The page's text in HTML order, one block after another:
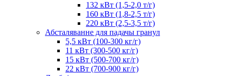
132 кВт (1,5-2,0 т/г)
160 кВт (1,8-2,5 т/г)
220 кВт (2,5-3,5 т/г)
Абсталяванне для падачы гранул
5,5 кВт (100-300 кг/г)
11 кВт (300-500 кг/г)
15 кВт (500-700 кг/г)
22 кВт (700-900 кг/г)